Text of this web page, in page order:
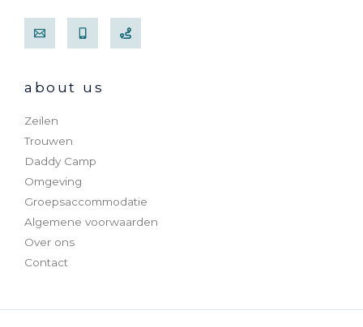
about us
Zeilen
Trouwen
Daddy Camp
Omgeving
Groepsaccommodatie
Algemene voorwaarden
Over ons
Contact